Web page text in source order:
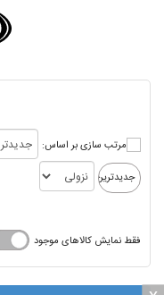
مرتب سازی بر اساس:
فقط نمایش کالاهای موجود